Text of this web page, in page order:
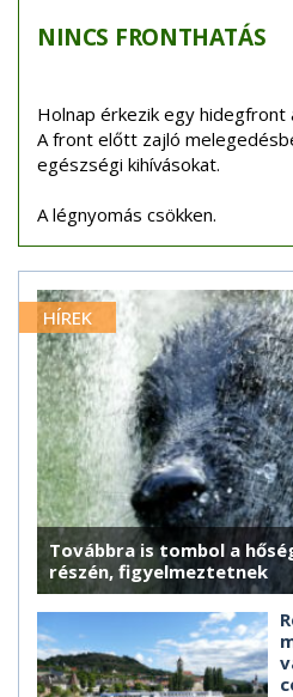
NINCS FRONTHATÁS
Holnap érkezik egy hidegfront
A front előtt zajló
egészségi kihívásokat.
A légnyomás csökken.
HÍREK
Továbbra is tombol a
részén, figyelmeztetnek